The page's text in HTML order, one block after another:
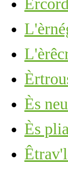
Ès
Ès